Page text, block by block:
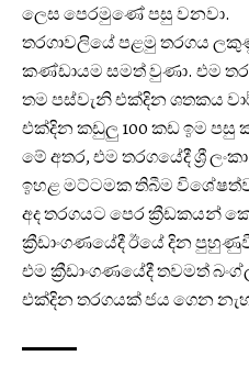
ලෙස පෙරමුණේ පසු වනවා.
තරගාවලියේ පළමු තරගය
කණ්ඩායම සමත් වුණා. එම
තම පස්වැනි එක්දින ශතකය
එක්දින කඩුලු 100 කඩ ඉම පසු
මේ අතර, එම තරගයේදී ශ්‍රී
ඉහළ මට්ටමක තිබීම
අද තරගයට පෙර ක්‍රීඩකයන්
ක්‍රීඩාංගණයේදී ඊයේ දින
එම ක්‍රීඩාංගණයේදී තවමත්
එක්දින තරගයක් ජය ගෙන